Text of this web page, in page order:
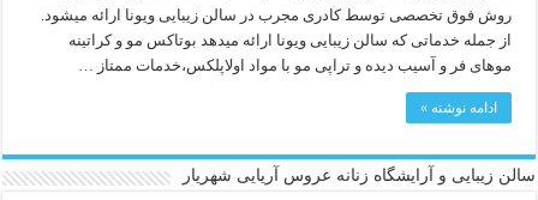
روش فوق تخصصی توسط کادری مجرب در سالن زیبایی ویونا ارائه میشود.
از جمله خدماتی که سالن زیبایی ویونا ارائه میدهد بوتاکس مو و کراتینه
موهای فر و آسیب دیده و تراپی مو با مواد اولاپلکس،خدمات ممتاز …
ادامه نوشته »
سالن زیبایی و آرایشگاه زنانه عروس آریایی شهریار